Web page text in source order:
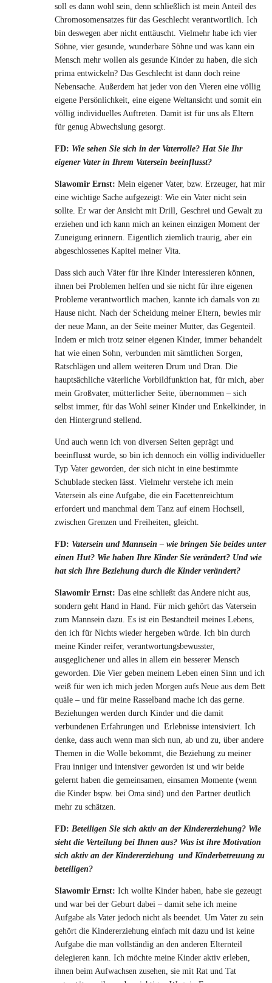
soll es dann wohl sein, denn schließlich ist mein Anteil des
Chromosomensatzes für das Geschlecht verantwortlich. Ich
bin deswegen aber nicht enttäuscht. Vielmehr habe ich vier
Söhne, vier gesunde, wunderbare Söhne und was kann ein
Mensch mehr wollen als gesunde Kinder zu haben, die sich
prima entwickeln? Das Geschlecht ist dann doch reine
Nebensache. Außerdem hat jeder von den Vieren eine völlig
eigene Persönlichkeit, eine eigene Weltansicht und somit ein
völlig individuelles Auftreten. Damit ist für uns als Eltern
für genug Abwechslung gesorgt.
FD: Wie sehen Sie sich in der Vaterrolle? Hat Sie Ihr
eigener Vater in Ihrem Vatersein beeinflusst?
Slawomir Ernst: Mein eigener Vater, bzw. Erzeuger, hat mir
eine wichtige Sache aufgezeigt: Wie ein Vater nicht sein
sollte. Er war der Ansicht mit Drill, Geschrei und Gewalt zu
erziehen und ich kann mich an keinen einzigen Moment der
Zuneigung erinnern. Eigentlich ziemlich traurig, aber ein
abgeschlossenes Kapitel meiner Vita.
Dass sich auch Väter für ihre Kinder interessieren können,
ihnen bei Problemen helfen und sie nicht für ihre eigenen
Probleme verantwortlich machen, kannte ich damals von zu
Hause nicht. Nach der Scheidung meiner Eltern, bewies mir
der neue Mann, an der Seite meiner Mutter, das Gegenteil.
Indem er mich trotz seiner eigenen Kinder, immer behandelt
hat wie einen Sohn, verbunden mit sämtlichen Sorgen,
Ratschlägen und allem weiteren Drum und Dran. Die
hauptsächliche väterliche Vorbildfunktion hat, für mich, aber
mein Großvater, mütterlicher Seite, übernommen – sich
selbst immer, für das Wohl seiner Kinder und Enkelkinder, in
den Hintergrund stellend.
Und auch wenn ich von diversen Seiten geprägt und
beeinflusst wurde, so bin ich dennoch ein völlig individueller
Typ Vater geworden, der sich nicht in eine bestimmte
Schublade stecken lässt. Vielmehr verstehe ich mein
Vatersein als eine Aufgabe, die ein Facettenreichtum
erfordert und manchmal dem Tanz auf einem Hochseil,
zwischen Grenzen und Freiheiten, gleicht.
FD: Vatersein und Mannsein – wie bringen Sie beides unter
einen Hut? Wie haben Ihre Kinder Sie verändert? Und wie
hat sich Ihre Beziehung durch die Kinder verändert?
Slawomir Ernst: Das eine schließt das Andere nicht aus,
sondern geht Hand in Hand. Für mich gehört das Vatersein
zum Mannsein dazu. Es ist ein Bestandteil meines Lebens,
den ich für Nichts wieder hergeben würde. Ich bin durch
meine Kinder reifer, verantwortungsbewusster,
ausgeglichener und alles in allem ein besserer Mensch
geworden. Die Vier geben meinem Leben einen Sinn und ich
weiß für wen ich mich jeden Morgen aufs Neue aus dem Bett
quäle – und für meine Rasselband mache ich das gerne.
Beziehungen werden durch Kinder und die damit
verbundenen Erfahrungen und Erlebnisse intensiviert. Ich
denke, dass auch wenn man sich nun, ab und zu, über andere
Themen in die Wolle bekommt, die Beziehung zu meiner
Frau inniger und intensiver geworden ist und wir beide
gelernt haben die gemeinsamen, einsamen Momente (wenn
die Kinder bspw. bei Oma sind) und den Partner deutlich
mehr zu schätzen.
FD: Beteiligen Sie sich aktiv an der Kindererziehung? Wie
sieht die Verteilung bei Ihnen aus? Was ist ihre Motivation
sich aktiv an der Kindererziehung und Kinderbetreuung zu
beteiligen?
Slawomir Ernst: Ich wollte Kinder haben, habe sie gezeugt
und war bei der Geburt dabei – damit sehe ich meine
Aufgabe als Vater jedoch nicht als beendet. Um Vater zu sein
gehört die Kindererziehung einfach mit dazu und ist keine
Aufgabe die man vollständig an den anderen Elternteil
delegieren kann. Ich möchte meine Kinder aktiv erleben,
ihnen beim Aufwachsen zusehen, sie mit Rat und Tat